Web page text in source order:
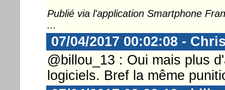
Publié via l'application Smartphone
...
07/04/2017 00:02:08 -
@billou_13 : Oui mais plus
logiciels. Bref la même